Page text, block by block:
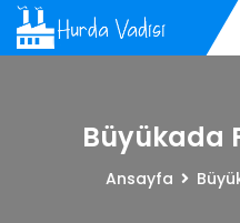
Büyükada
Ansayfa